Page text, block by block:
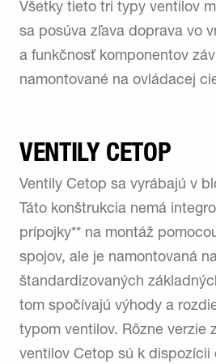
Všetky tieto tri typy ventilov
sa posúva zľava doprava vo
a funkčnosť komponentov
namontované na ovládacej
VENTILY CETOP
Ventily Cetop sa vyrábajú v
Táto konštrukcia nemá
prípojky** na montáž
spojov, ale je namontovaná
štandardizovaných
tom spočívajú výhody a
typom ventilov. Rôzne verzie
ventilov Cetop sú k